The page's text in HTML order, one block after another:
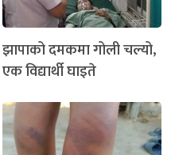
झापाको दमकमा गोली चल्यो,
एक विद्यार्थी घाइते